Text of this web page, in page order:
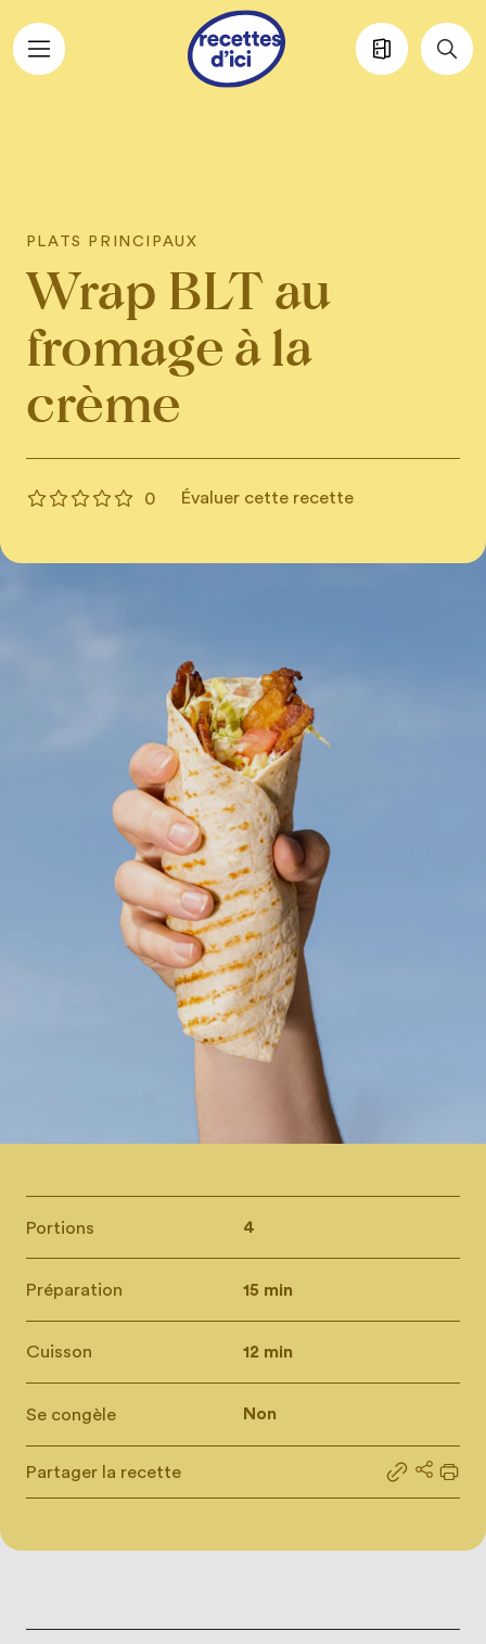
Aller au contenu principal
PLATS PRINCIPAUX
Wrap BLT au
fromage à la
crème
0 Évaluer cette recette
Portions 4
Préparation 15 min
Cuisson 12 min
Se congèle Non
Partager la recette
Partager